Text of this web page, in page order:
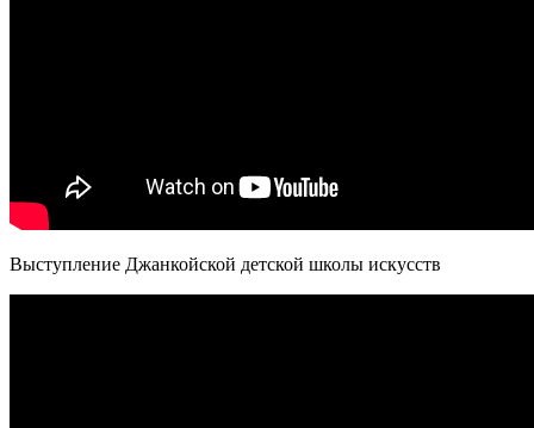
Выступление Джанкойской детской школы искусств